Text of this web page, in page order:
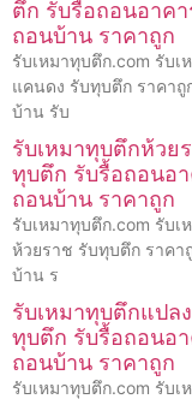
ตึก รับรื้อถอนอาคา
ถอนบ้าน ราคาถูก
รับเหมาทุบตึก.com รับเ
แคนดง รับทุบตึก ราคาถู
บ้าน รับ
รับเหมาทุบตึกห้วย
ทุบตึก รับรื้อถอนอ
ถอนบ้าน ราคาถูก
รับเหมาทุบตึก.com รับเ
ห้วยราช รับทุบตึก ราคา
บ้าน ร
รับเหมาทุบตึกแปล
ทุบตึก รับรื้อถอนอ
ถอนบ้าน ราคาถูก
รับเหมาทุบตึก.com รับเ